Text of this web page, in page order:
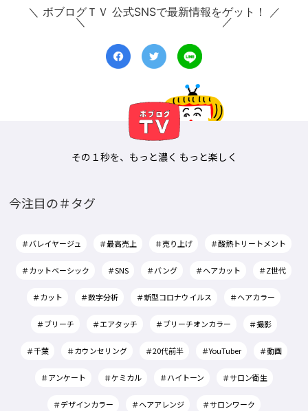
＼ ボブログＴＶ 公式SNSで最新情報をゲット！ ／
その１秒を、もっと濃く もっと楽しく
今注目の＃タグ
＃バレイヤージュ ＃最高売上 ＃売り上げ ＃酸熱トリートメント
＃カットベーシック ＃SNS ＃バング ＃ヘアカット ＃Z世代
＃カット ＃数字分析 ＃新型コロナウイルス ＃ヘアカラー
＃ブリーチ ＃エアタッチ ＃ブリーチオンカラー ＃撮影
＃千葉 ＃カウンセリング ＃20代前半 ＃YouTuber ＃動画
＃アンケート ＃ケミカル ＃ハイトーン ＃サロン衛生
＃デザインカラー ＃ヘアアレンジ ＃サロンワーク